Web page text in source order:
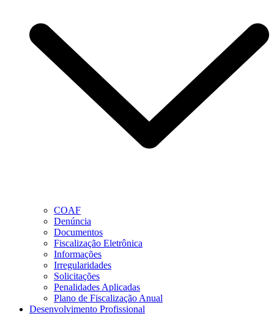
COAF
Denúncia
Documentos
Fiscalização Eletrônica
Informações
Irregularidades
Solicitações
Penalidades Aplicadas
Plano de Fiscalização Anual
Desenvolvimento Profissional